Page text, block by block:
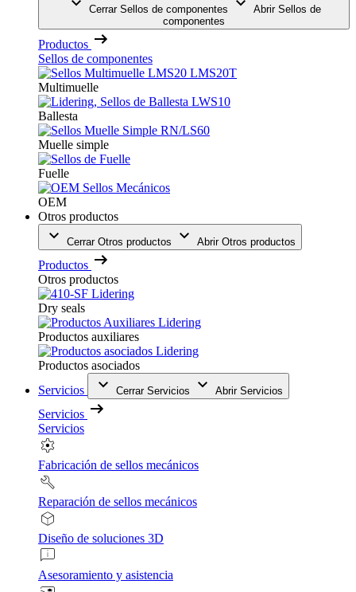
Cerrar Sellos de componentes
Abrir Sellos de
componentes
Productos
Sellos de componentes
Multimuelle
Ballesta
Muelle simple
Fuelle
OEM
Otros productos
Cerrar Otros productos Abrir Otros productos
Productos
Otros productos
Dry seals
Productos auxiliares
Productos asociados
Servicios
Cerrar Servicios Abrir Servicios
Servicios
Servicios
Fabricación de sellos mecánicos
Reparación de sellos mecánicos
Diseño de soluciones 3D
Asesoramiento y asistencia